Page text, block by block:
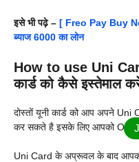
इसे भी पढ़े – [ Freo Pay Buy
ब्याज 6000 का लोन
How to use Uni
कार्ड को कैसे इस्तेमाल
दोस्तों यूनी कार्ड को आप अपने
कर सकते है इसके लिए आपको OTP
Uni Card के अप्रूवल के बाद